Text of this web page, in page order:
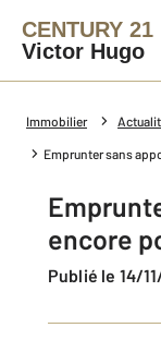
CENTURY 21
Victor Hugo
Immobilier
Emprunter sans
encore
Publié le 14/